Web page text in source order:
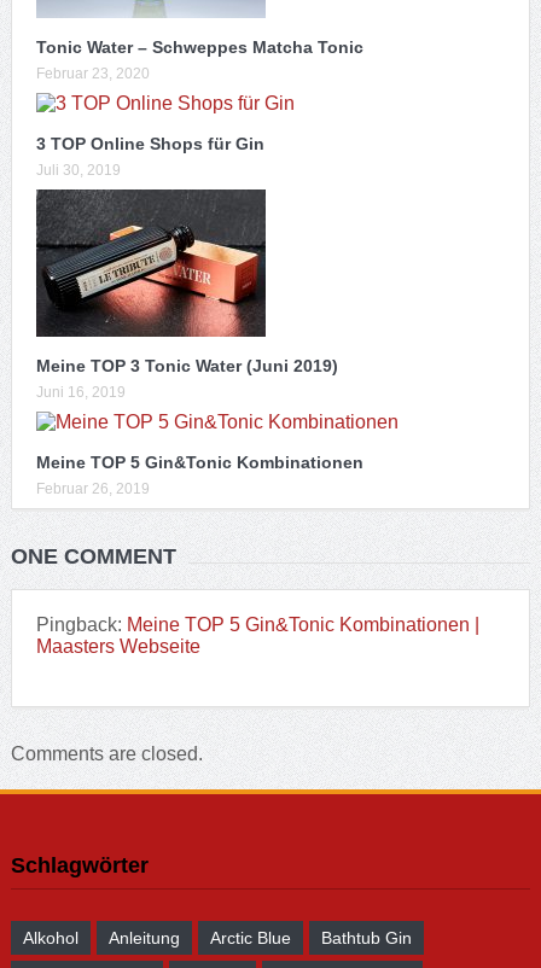
Tonic Water – Schweppes Matcha Tonic
Februar 23, 2020
3 TOP Online Shops für Gin
Juli 30, 2019
Meine TOP 3 Tonic Water (Juni 2019)
Juni 16, 2019
Meine TOP 5 Gin&Tonic Kombinationen
Februar 26, 2019
ONE COMMENT
Pingback: Meine TOP 5 Gin&Tonic Kombinationen |
Maasters Webseite
Comments are closed.
Schlagwörter
Alkohol Anleitung Arctic Blue Bathtub Gin